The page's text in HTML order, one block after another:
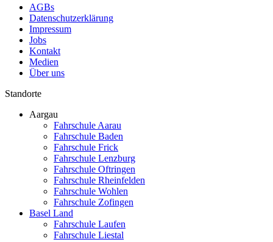
AGBs
Datenschutzerklärung
Impressum
Jobs
Kontakt
Medien
Über uns
Standorte
Aargau
Fahrschule Aarau
Fahrschule Baden
Fahrschule Frick
Fahrschule Lenzburg
Fahrschule Oftringen
Fahrschule Rheinfelden
Fahrschule Wohlen
Fahrschule Zofingen
Basel Land
Fahrschule Laufen
Fahrschule Liestal